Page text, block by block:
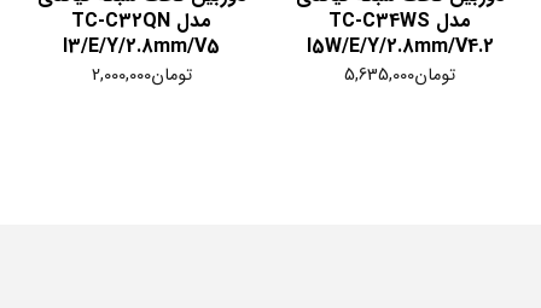
مدل TC-C34WS
I5W/E/Y/2.8mm/V4.2
تومان5,635,000
مدل TC-C32QN
I3/E/Y/2.8mm/V5
تومان2,000,000